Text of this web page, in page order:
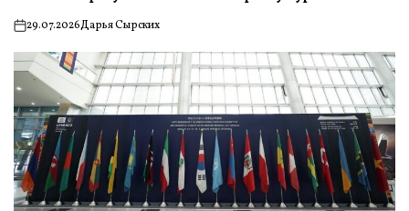
on29.07.2026Дарья Сырских